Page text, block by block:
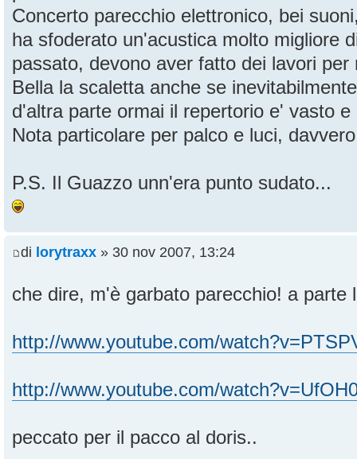
Concerto parecchio elettronico, bei
ha sfoderato un'acustica molto migliore
passato, devono aver fatto dei lavori per
Bella la scaletta anche se
d'altra parte ormai il repertorio e' vasto e
Nota particolare per palco e luci,
P.S. Il Guazzo unn'era punto sudato...
di lorytraxx » 30 nov 2007, 13:24
che dire, m'è garbato parecchio! a
http://www.youtube.com/
http://www.youtube.com/
peccato per il pacco al doris..